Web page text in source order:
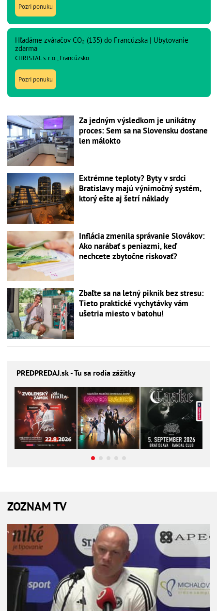
Pozri ponuku
Hľadáme zváračov CO₂ (135) do Francúzska | Ubytovanie
zdarma
CHRISTAL s. r. o., Francúzsko
Pozri ponuku
Za jedným výsledkom je unikátny
proces: Sem sa na Slovensku dostane
len málokto
Extrémne teploty? Byty v srdci
Bratislavy majú výnimočný systém,
ktorý ešte aj šetrí náklady
Inflácia zmenila správanie Slovákov:
Ako narábať s peniazmi, keď
nechcete zbytočne riskovať?
Zbaľte sa na letný piknik bez stresu:
Tieto praktické vychytávky vám
ušetria miesto v batohu!
PREDPREDAJ.sk - Tu sa rodia zážitky
ZOZNAM TV